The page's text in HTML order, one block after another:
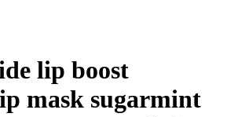
lip boost
mask sugarmint